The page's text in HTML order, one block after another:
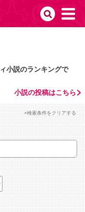
小説のランキングで
小説の投稿はこちら
×検索条件をクリアする